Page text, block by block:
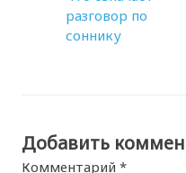
разговор по
соннику
Добавить
Комментарий*